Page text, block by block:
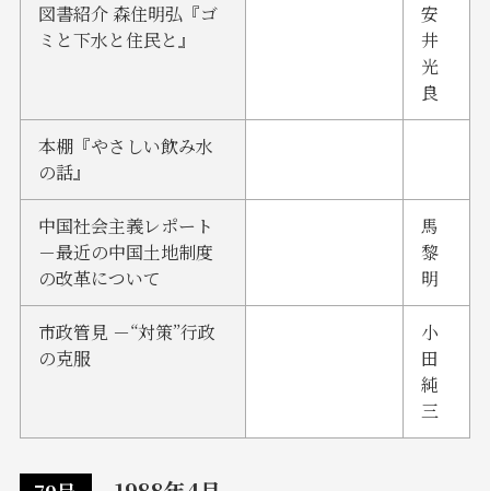
図書紹介 森住明弘『ゴ
ミと下水と住民と』
安
井
光
良
本棚『やさしい飲み水
の話』
中国社会主義レポート
－最近の中国土地制度
の改革について
馬
黎
明
市政管見 －“対策”行政
の克服
小
田
純
三